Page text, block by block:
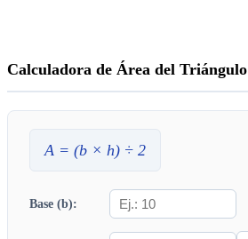
Calculadora de Área del Triángulo
A = (b × h) ÷ 2
Base (b):